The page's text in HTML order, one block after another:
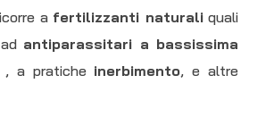
a fertilizzanti naturaliquali
antiparassitari a bassissima
, a pratiche inerbimento, e altre